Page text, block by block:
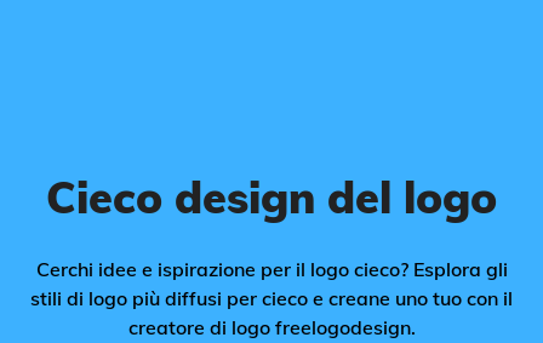
Cieco design del logo
Cerchi idee e ispirazione per il logo cieco? Esplora gli
stili di logo più diffusi per cieco e creane uno tuo con il
creatore di logo freelogodesign.